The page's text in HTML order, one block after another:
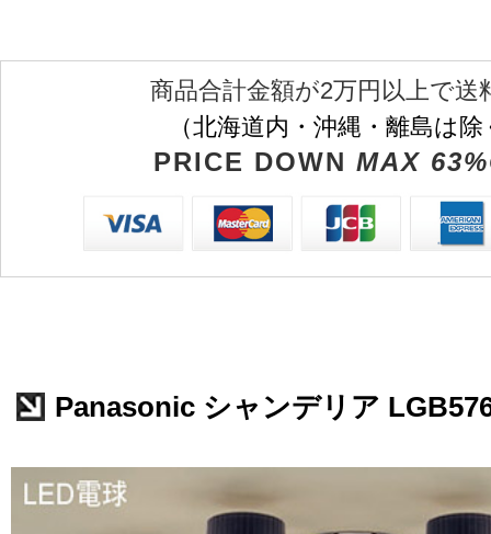
商品合計金額が2万円以上で送
（北海道内・沖縄・離島は
PRICE DOWN MAX
Panasonic シャンデリア